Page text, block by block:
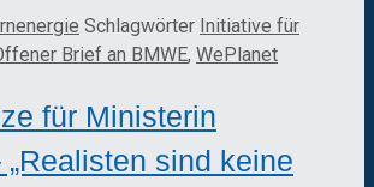
Schlagwörter Initiative für
Brief an BMWE, WePlanet
für Ministerin
„Realisten sind keine